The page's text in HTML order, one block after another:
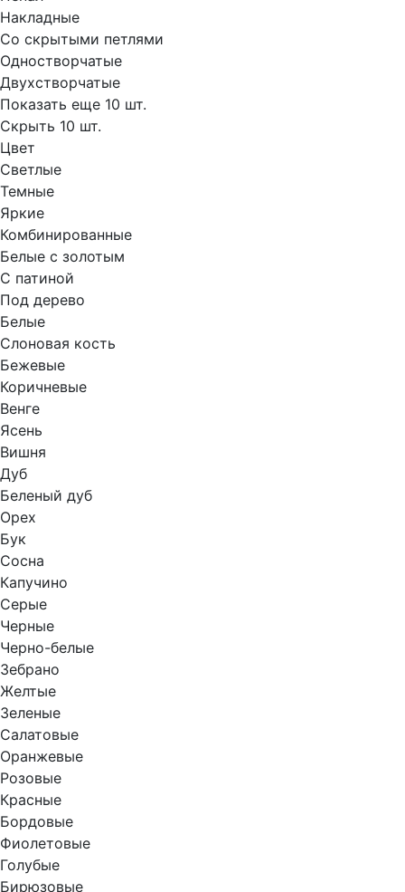
Накладные
Со скрытыми петлями
Одностворчатые
Двухстворчатые
Показать еще 10 шт.
Скрыть 10 шт.
Цвет
Светлые
Темные
Яркие
Комбинированные
Белые с золотым
С патиной
Под дерево
Белые
Слоновая кость
Бежевые
Коричневые
Венге
Ясень
Вишня
Дуб
Беленый дуб
Орех
Бук
Сосна
Капучино
Серые
Черные
Черно-белые
Зебрано
Желтые
Зеленые
Салатовые
Оранжевые
Розовые
Красные
Бордовые
Фиолетовые
Голубые
Бирюзовые